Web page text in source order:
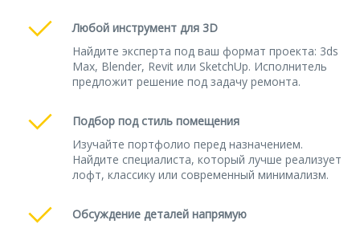
Любой инструмент для 3D
Найдите эксперта под ваш формат проекта: 3ds
Max, Blender, Revit или SketchUp. Исполнитель
предложит решение под задачу ремонта.
Подбор под стиль помещения
Изучайте портфолио перед назначением.
Найдите специалиста, который лучше реализует
лофт, классику или современный минимализм.
Обсуждение деталей напрямую